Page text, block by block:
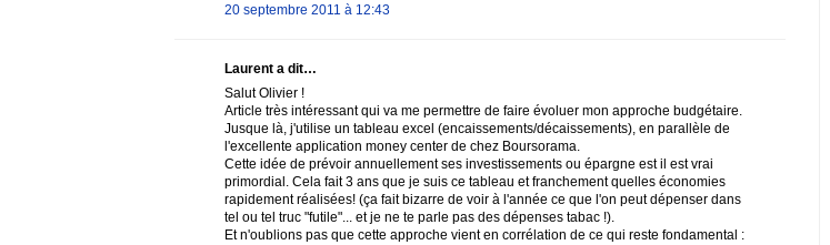
20 septembre 2011 à 12:43
Laurent a dit…
Salut Olivier !
Article très intéressant qui va me permettre de faire évoluer mon approche budgétaire.
Jusque là, j'utilise un tableau excel (encaissements/décaissements), en parallèle de
l'excellente application money center de chez Boursorama.
Cette idée de prévoir annuellement ses investissements ou épargne est il est vrai
primordial. Cela fait 3 ans que je suis ce tableau et franchement quelles économies
rapidement réalisées! (ça fait bizarre de voir à l'année ce que l'on peut dépenser dans
tel ou tel truc "futile"... et je ne te parle pas des dépenses tabac !).
Et n'oublions pas que cette approche vient en corrélation de ce qui reste fondamental :